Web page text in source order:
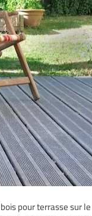
pour terrasse sur